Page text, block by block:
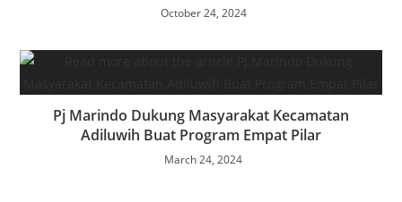
October 24, 2024
Pj Marindo Dukung Masyarakat Kecamatan
Adiluwih Buat Program Empat Pilar
March 24, 2024